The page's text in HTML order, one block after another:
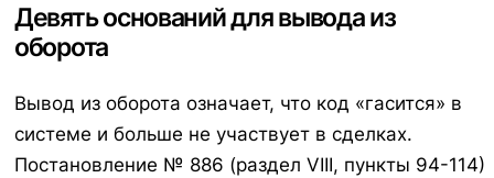
Девять оснований для вывода из
оборота
Вывод из оборота означает, что код «гасится» в
системе и больше не участвует в сделках.
Постановление № 886 (раздел VIII, пункты 94-114)